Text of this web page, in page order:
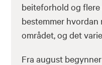
beiteforhold og
bestemmer
området, og det
Fra august